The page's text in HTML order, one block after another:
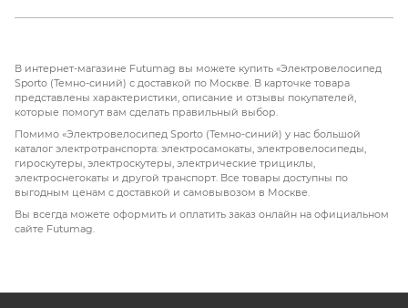
уверенно и защищённо на каждом этапе пути.
В интернет-магазине Futumag вы можете купить «Электровелосипед
Sporto (Темно-синий) с доставкой по Москве. В карточке товара
представлены характеристики, описание и отзывы покупателей,
которые помогут вам сделать правильный выбор.
Помимо «Электровелосипед Sporto (Темно-синий) у нас большой
каталог электротранспорта: электросамокаты, электровелосипеды,
гироскутеры, электроскутеры, электрические трициклы,
электроснегокаты и другой транспорт. Все товары доступны по
выгодным ценам с доставкой и самовывозом в Москве.
Вы всегда можете оформить и оплатить заказ онлайн на официальном
сайте Futumag.